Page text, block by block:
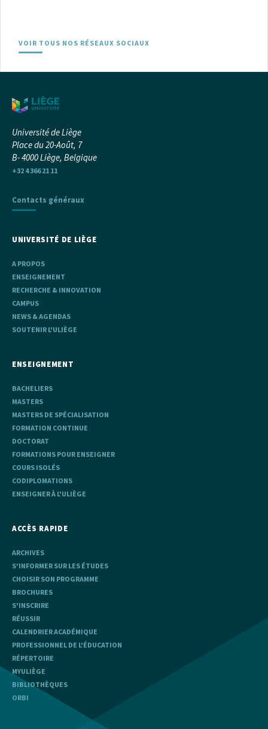
VOIR TOUS NOS RÉSEAUX SOCIAUX
Université de Liège
Place du 20-Août, 7
B- 4000 Liège, Belgique
+32 4 366 21 11
Contacts généraux
UNIVERSITÉ DE LIÈGE
A PROPOS
ENSEIGNEMENT
RECHERCHE & INNOVATION
CAMPUS
NEWS & AGENDAS
SOUTENIR L'ULIÈGE
ENSEIGNEMENT
BACHELIERS
MASTERS
MASTERS DE SPÉCIALISATION
FORMATION CONTINUE
DOCTORAT
FORMATIONS POUR ENSEIGNER
COURS ISOLÉS
CODIPLOMATIONS
ENSEIGNER À L'ULIÈGE
ACCÈS RAPIDE
ARCHIVES
S'INFORMER SUR LES ÉTUDES
CHOISIR SON PROGRAMME
BROCHURES
S'INSCRIRE
RÉUSSIR
CALENDRIER ACADÉMIQUE
PROFESSIONNEL DE L'ÉDUCATION
RÉPERTOIRE
MYULIÈGE
BIBLIOTHÈQUES
ORBI